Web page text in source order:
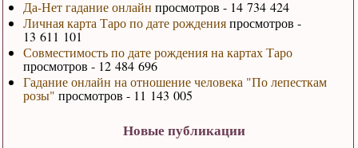
Да-Нет гадание онлайн просмотров - 14 734 424
Личная карта Таро по дате рожденияпросмотров -
13 611 101
Совместимость по дате рождения на картах Таро
просмотров - 12 484 696
Гадание онлайн на отношение человека "По лепесткам
розы" просмотров - 11 143 005
Новые публикации